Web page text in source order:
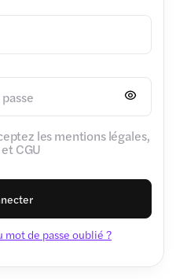
les mentions légales,
CGU
de passe oublié ?